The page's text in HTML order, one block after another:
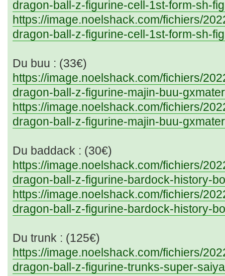
dragon-ball-z-figurine-cell-1st-form-sh-
https://image.noelshack.com/fichiers/
dragon-ball-z-figurine-cell-1st-form-sh-
Du buu : (33€)
https://image.noelshack.com/fichiers/
dragon-ball-z-figurine-majin-buu-
https://image.noelshack.com/fichiers/
dragon-ball-z-figurine-majin-buu-
Du baddack : (30€)
https://image.noelshack.com/fichiers/
dragon-ball-z-figurine-bardock-history-
https://image.noelshack.com/fichiers/
dragon-ball-z-figurine-bardock-history-
Du trunk : (125€)
https://image.noelshack.com/fichiers/
dragon-ball-z-figurine-trunks-super-